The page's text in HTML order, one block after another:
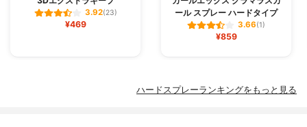
3.92(23)
¥469
ール スプレー ハードタイプ
3.66(1)
¥859
ハードスプレーランキングをもっと見る